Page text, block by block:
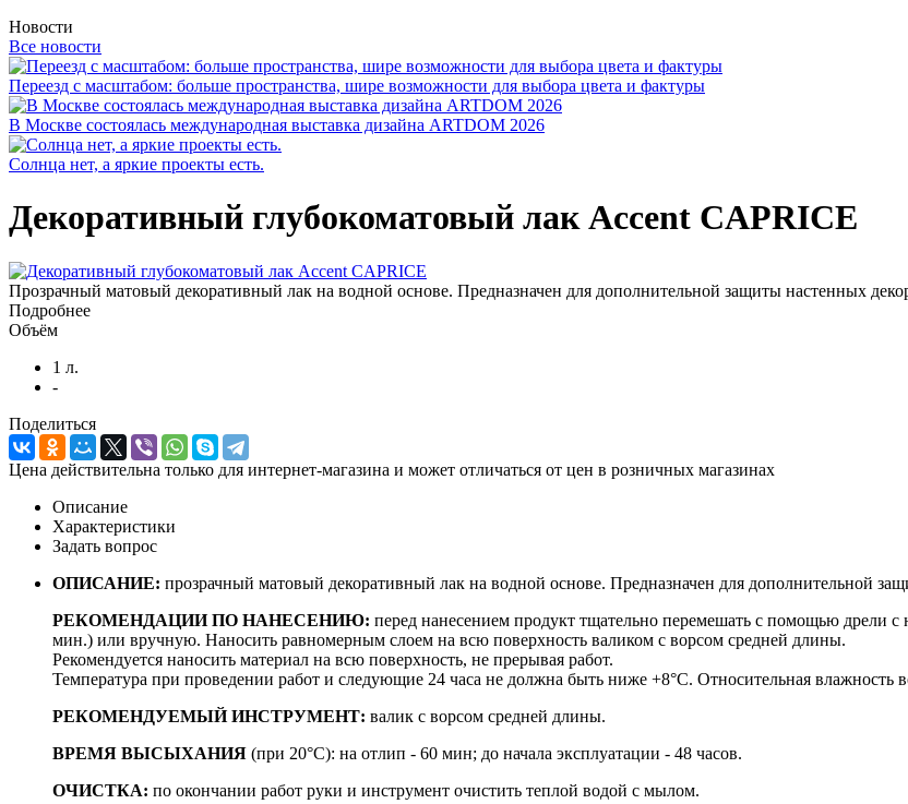
Новости
Все новости
Переезд с масштабом: больше пространства, шире возможности для выбора цвета и фактуры
В Москве состоялась международная выставка дизайна ARTDOM 2026
Солнца нет, а яркие проекты есть.
Декоративный глубокоматовый лак Accent CAPRICE
Прозрачный матовый декоративный лак на водной основе. Предназначен для дополнительной защиты настенных
Подробнее
Объём
1 л.
-
Поделиться
Цена действительна только для интернет-магазина и может отличаться от цен в розничных магазинах
Описание
Характеристики
Задать вопрос
ОПИСАНИЕ: прозрачный матовый декоративный лак на водной основе. Предназначен для дополнительной
РЕКОМЕНДАЦИИ ПО НАНЕСЕНИЮ: перед нанесением продукт тщательно перемешать с помощью дрели
мин.) или вручную. Наносить равномерным слоем на всю поверхность валиком с ворсом средней длины.
Рекомендуется наносить материал на всю поверхность, не прерывая работ.
Температура при проведении работ и следующие 24 часа не должна быть ниже +8°С. Относительная влажность
РЕКОМЕНДУЕМЫЙ ИНСТРУМЕНТ: валик с ворсом средней длины.
ВРЕМЯ ВЫСЫХАНИЯ (при 20°С): на отлип - 60 мин; до начала эксплуатации - 48 часов.
ОЧИСТКА: по окончании работ руки и инструмент очистить теплой водой с мылом.